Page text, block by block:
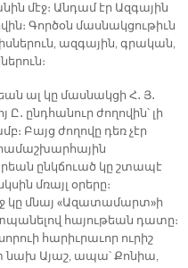
մէջ։ Անդամ էր Ազգային
Գործօն մասնակցութիւն
ազգային, գրական,
ալ կը մասնակցի Հ․ Յ․
ընդհանուր ժողովին՝ լի
Բայց ժողովը դեռ չէր
համաշխարհային
ընկճուած կը շտապէ
մռայլ օրերը։
կը մնայ «Ազատամարտ»ի
հայութեան դատը։
հարիւրաւոր ուրիշ
նախ Այաշ, ապա՝ Քոնիա,